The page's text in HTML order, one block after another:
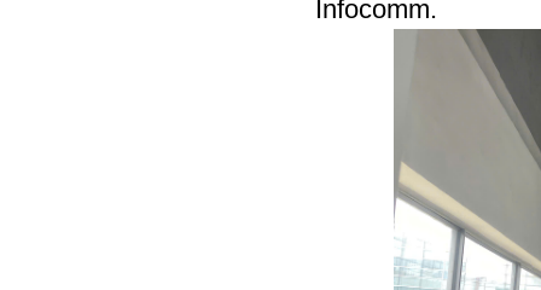
Infocomm.